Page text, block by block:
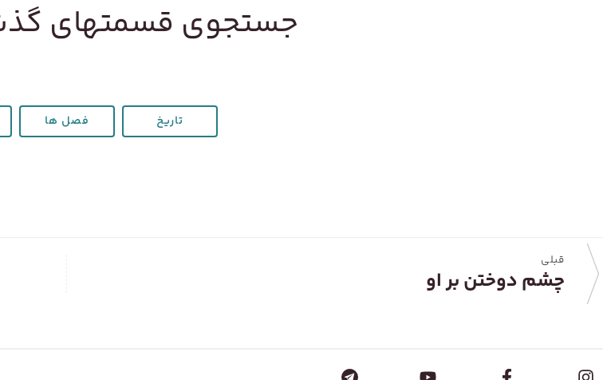
جستجوی قسمتهای
تاریخ فصل ها
قبلی
چشم دوختن بر او